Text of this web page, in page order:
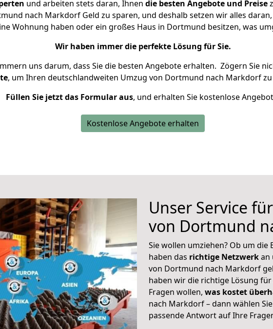
und arbeiten stets daran, Ihnen die besten Angebote und Preise
nach Markdorf Geld zu sparen, und deshalb setzen wir alles
Wohnung haben oder ein großes Haus in Dortmund besitzen, was
Wir haben immer die perfekte Lösung für Sie.
uns darum, dass Sie die besten Angebote erhalten. Zögern Sie
, um Ihren deutschlandweiten Umzug von Dortmund nach Markdorf
Füllen Sie jetzt das Formular aus, und erhalten Sie kostenlose
Kostenlose Angebote erhalten
Unser Service
von Dortmund
Sie wollen umziehen? Ob um
haben das richtige Netzwerkan
von Dortmund nach Markdorf
haben wir die richtige Lösung
Fragen wollen, was kostet
nach Markdorf – dann wählen
passende Antwort auf Ihre